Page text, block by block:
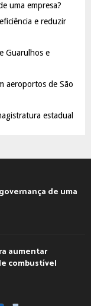
R
uma empresa?
e reduzir
Guarulhos e
aeroportos de São
estadual
de uma
aumentar
combustível